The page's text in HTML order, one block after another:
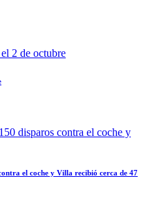
el coche y Villa recibió cerca de 47